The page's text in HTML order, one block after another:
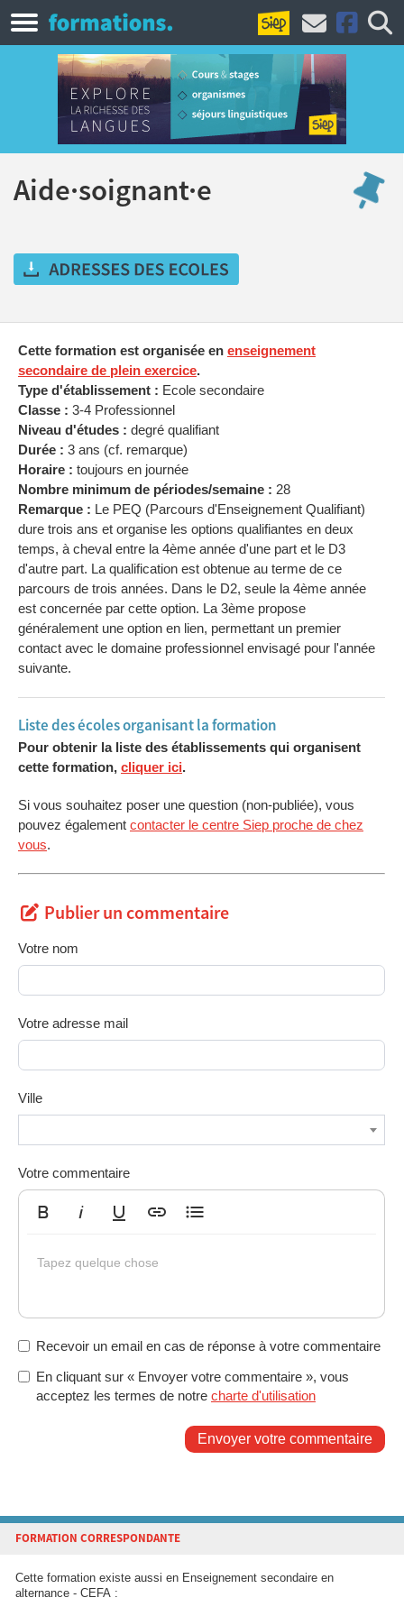
Aide·soignant·e
Cette formation est organisée en enseignement
secondaire de plein exercice.
Type d'établissement : Ecole secondaire
Classe : 3-4 Professionnel
Niveau d'études : degré qualifiant
Durée : 3 ans (cf. remarque)
Horaire : toujours en journée
Nombre minimum de périodes/semaine : 28
Remarque : Le PEQ (Parcours d'Enseignement Qualifiant)
dure trois ans et organise les options qualifiantes en deux
temps, à cheval entre la 4ème année d'une part et le D3
d'autre part. La qualification est obtenue au terme de ce
parcours de trois années. Dans le D2, seule la 4ème année
est concernée par cette option. La 3ème propose
généralement une option en lien, permettant un premier
contact avec le domaine professionnel envisagé pour l'année
suivante.
Liste des écoles organisant la formation
Pour obtenir la liste des établissements qui organisent
cette formation, cliquer ici.
Si vous souhaitez poser une question (non-publiée), vous
pouvez également contacter le centre Siep proche de chez
vous.
Publier un commentaire
Votre nom
Votre adresse mail
Ville
Votre commentaire
Tapez quelque chose
Recevoir un email en cas de réponse à votre commentaire
En cliquant sur « Envoyer votre commentaire », vous
acceptez les termes de notre charte d'utilisation
Envoyer votre commentaire
FORMATION CORRESPONDANTE
Cette formation existe aussi en Enseignement secondaire en
alternance - CEFA :